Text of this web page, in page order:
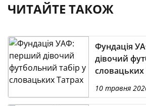
ЧИТАЙТЕ ТАКОЖ
Фундація
дівочий
словацьких
10 травня